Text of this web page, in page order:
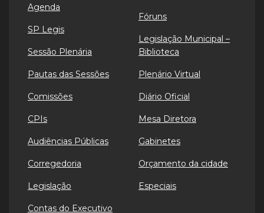
Agenda
SP Legis
Sessão Plenária
Pautas das Sessões
Comissões
CPIs
Audiências Públicas
Corregedoria
Legislação
Contas do Executivo
Fóruns
Legislação Municipal –
Biblioteca
Plenário Virtual
Diário Oficial
Mesa Diretora
Gabinetes
Orçamento da cidade
Especiais